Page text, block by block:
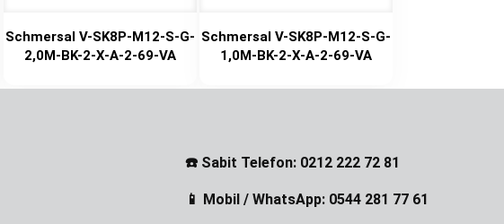
Schmersal V-SK8P-M12-S-G-
2,0M-BK-2-X-A-2-69-VA
Schmersal V-SK8P-M12-S-G-
1,0M-BK-2-X-A-2-69-VA
☎️ Sabit Telefon: 0212 222 72 81
📱 Mobil / WhatsApp: 0544 281 77 61